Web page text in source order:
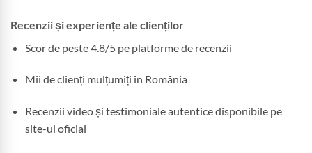
Recenzii și experiențe ale clienților
Scor de peste 4.8/5 pe platforme de recenzii
Mii de clienți mulțumiți în România
Recenzii video și testimoniale autentice disponibile pe
site-ul oficial